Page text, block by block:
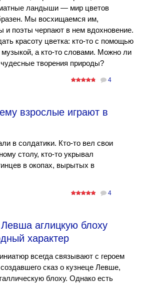
ландыши — мир цветов
Мы восхищаемся им,
и поэты черпают в нем вдохновение.
красоту цветка: кто-то с помощью
музыкой, а кто-то словами. Можно ли
творения природы?
4
взрослые играют в
в солдатики. Кто-то вел свои
столу, кто-то укрывал
в окопах, вырытых в
4
аглицкую блоху
характер
всегда связывают с героем
сказ о кузнеце Левше,
блоху. Однако есть